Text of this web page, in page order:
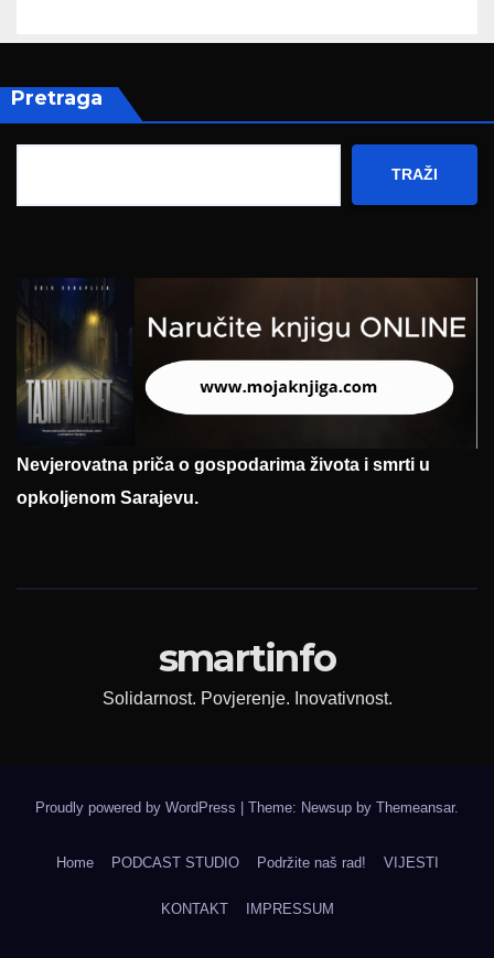
Pretraga
TRAŽI
Nevjerovatna priča o gospodarima života i smrti u
opkoljenom Sarajevu.
smartinfo
Solidarnost. Povjerenje. Inovativnost.
Proudly powered by WordPress Theme: Newsup by Themeansar.
Home PODCAST STUDIO Podržite naš rad! VIJESTI
KONTAKT IMPRESSUM